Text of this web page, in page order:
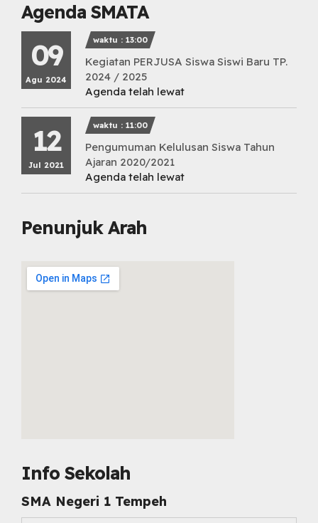
Agenda SMATA
09
Agu 2024
waktu : 13:00
Kegiatan PERJUSA Siswa Siswi Baru TP.
2024 / 2025
Agenda telah lewat
12
Jul 2021
waktu : 11:00
Pengumuman Kelulusan Siswa Tahun
Ajaran 2020/2021
Agenda telah lewat
Penunjuk Arah
Info Sekolah
SMA Negeri 1 Tempeh